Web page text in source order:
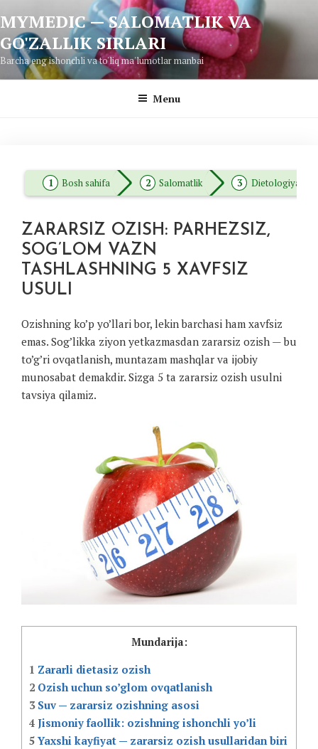
to
content
MYMEDIC — SALOMATLIK VA
GO'ZALLIK SIRLARI
Barcha eng ishonchli va to'liq ma'lumotlar manbai
Menu
Bosh sahifa Salomatlik Dietologiya
ZARARSIZ OZISH: PARHEZSIZ,
SOG’LOM VAZN
TASHLASHNING 5 XAVFSIZ
USULI
Ozishning ko’p yo’llari bor, lekin barchasi ham xavfsiz
emas. Sog’likka ziyon yetkazmasdan zararsiz ozish — bu
to’g’ri ovqatlanish, muntazam mashqlar va ijobiy
munosabat demakdir. Sizga 5 ta zararsiz ozish usulni
tavsiya qilamiz.
Mundarija:
1 Zararli dietasiz ozish
2 Ozish uchun so’glom ovqatlanish
3Suv — zararsiz ozishning asosi
4 Jismoniy faollik: ozishning ishonchli yo’li
5Yaxshi kayfiyat — zararsiz ozish usullaridan biri